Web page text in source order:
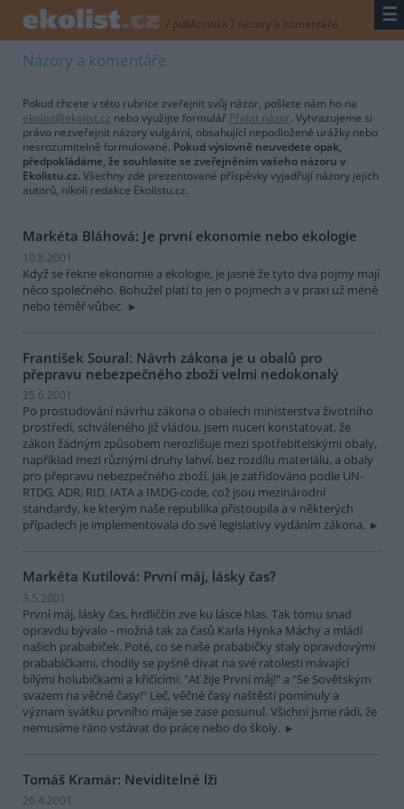
/ publicistika / názory a komentáře ☰
Názory a komentáře
Pokud chcete v této rubrice zveřejnit svůj názor, pošlete nám ho na
ekolist@ekolist.cz nebo využijte formulář Přidat názor. Vyhrazujeme si
právo nezveřejnit názory vulgární, obsahující nepodložené urážky nebo
nesrozumitelně formulované. Pokud výslovně neuvedete opak,
předpokládáme, že souhlasíte se zveřejněním vašeho názoru v
Ekolistu.cz. Všechny zde prezentované příspěvky vyjadřují názory jejich
autorů, nikoli redakce Ekolistu.cz.
Markéta Bláhová: Je první ekonomie nebo ekologie
10.8.2001
Když se řekne ekonomie a ekologie, je jasné že tyto dva pojmy mají
něco společného. Bohužel platí to jen o pojmech a v praxi už méně
nebo téměř vůbec.
František Soural: Návrh zákona je u obalů pro
přepravu nebezpečného zboží velmi nedokonalý
25.6.2001
Po prostudování návrhu zákona o obalech ministerstva životního
prostředí, schváleného již vládou, jsem nucen konstatovat, že
zákon žádným způsobem nerozlišuje mezi spotřebitelskými obaly,
například mezi různými druhy lahví, bez rozdílu materiálu, a obaly
pro přepravu nebezpečného zboží, jak je zatřiďováno podle UN-
RTDG, ADR, RID, IATA a IMDG-code, což jsou mezinárodní
standardy, ke kterým naše republika přistoupila a v některých
případech je implementovala do své legislativy vydáním zákona.
Markéta Kutilová: První máj, lásky čas?
3.5.2001
První máj, lásky čas, hrdliččin zve ku lásce hlas. Tak tomu snad
opravdu bývalo - možná tak za časů Karla Hynka Máchy a mládí
našich prababiček. Poté, co se naše prababičky staly opravdovými
prababičkami, chodily se pyšně dívat na své ratolesti mávající
bílými holubičkami a křičícími: "Ať žije První máj!" a "Se Sovětským
svazem na věčné časy!" Leč, věčné časy naštěstí pominuly a
význam svátku prvního máje se zase posunul. Všichni jsme rádi, že
nemusíme ráno vstávat do práce nebo do školy.
Tomáš Kramár: Neviditelné lži
26.4.2001